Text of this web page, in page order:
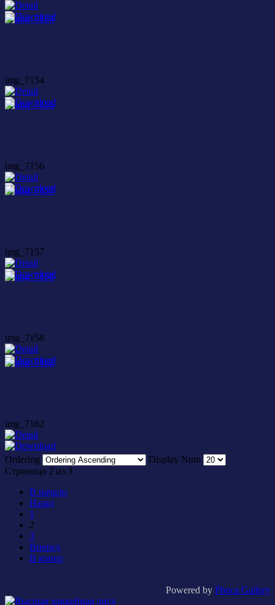
img_7154
img_7156
img_7157
img_7158
img_7162
Ordering
Display Num
Страница 2 из 3
В начало
Назад
1
2
3
Вперед
В конец
Powered by Phoca Gallery